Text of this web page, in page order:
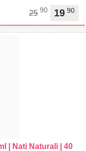
19 90
25 90
| Nati Naturali | 40